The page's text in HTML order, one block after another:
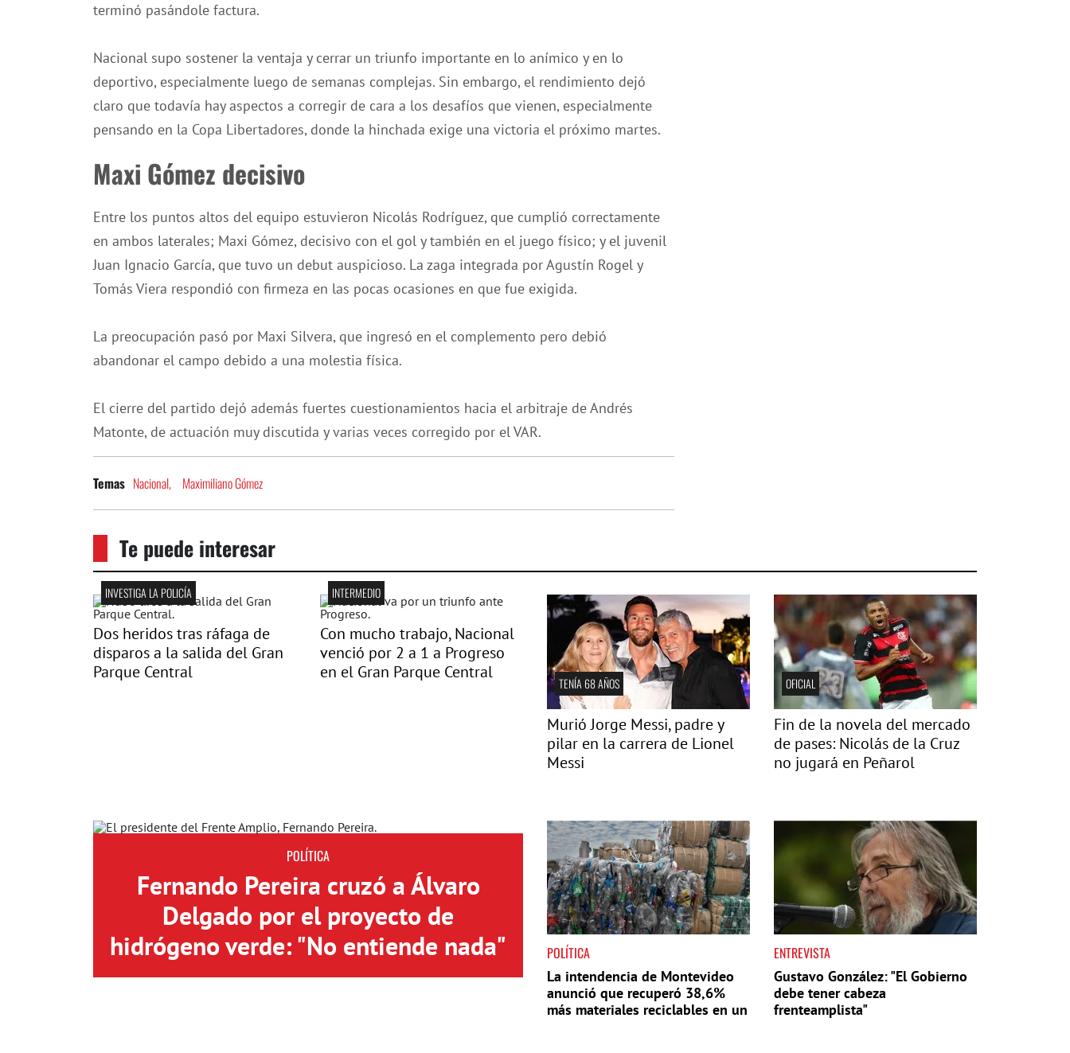
terminó pasándole factura.
Nacional supo sostener la ventaja y cerrar un triunfo importante en lo anímico y en lo
deportivo, especialmente luego de semanas complejas. Sin embargo, el rendimiento dejó
claro que todavía hay aspectos a corregir de cara a los desafíos que vienen, especialmente
pensando en la Copa Libertadores, donde la hinchada exige una victoria el próximo martes.
Maxi Gómez decisivo
Entre los puntos altos del equipo estuvieron Nicolás Rodríguez, que cumplió correctamente
en ambos laterales; Maxi Gómez, decisivo con el gol y también en el juego físico; y el juvenil
Juan Ignacio García, que tuvo un debut auspicioso. La zaga integrada por Agustín Rogel y
Tomás Viera respondió con firmeza en las pocas ocasiones en que fue exigida.
La preocupación pasó por Maxi Silvera, que ingresó en el complemento pero debió
abandonar el campo debido a una molestia física.
El cierre del partido dejó además fuertes cuestionamientos hacia el arbitraje de Andrés
Matonte, de actuación muy discutida y varias veces corregido por el VAR.
Temas Nacional, Maximiliano Gómez
Te puede interesar
INVESTIGA LA POLICÍA
Dos heridos tras ráfaga de
disparos a la salida del Gran
Parque Central
INTERMEDIO
Con mucho trabajo, Nacional
venció por 2 a 1 a Progreso
en el Gran Parque Central
TENÍA 68 AÑOS
Murió Jorge Messi, padre y
pilar en la carrera de Lionel
Messi
OFICIAL
Fin de la novela del mercado
de pases: Nicolás de la Cruz
no jugará en Peñarol
POLÍTICA
Fernando Pereira cruzó a Álvaro
Delgado por el proyecto de
hidrógeno verde: "No entiende nada"
POLÍTICA
La intendencia de Montevideo
anunció que recuperó 38,6%
más materiales reciclables en un
ENTREVISTA
Gustavo González: "El Gobierno
debe tener cabeza
frenteamplista"